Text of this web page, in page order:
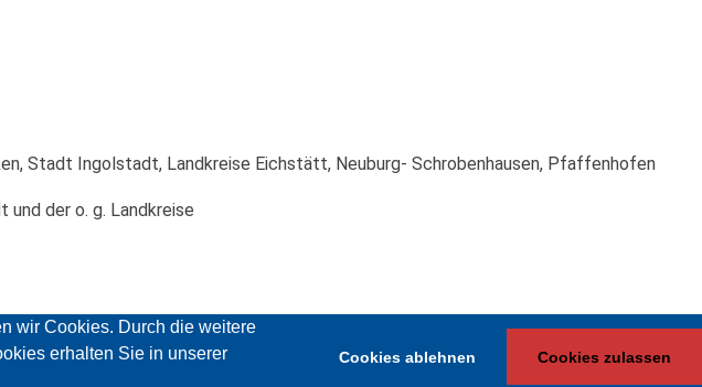
wir Cookies. Durch die weitere
erhalten Sie in unserer
Cookies ablehnen Cookies zulassen
Stadt Ingolstadt, Landkreise Eichstätt, Neuburg- Schrobenhausen, Pfaffenhofen
der o. g. Landkreise